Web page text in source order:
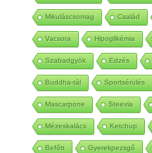
Mikuláscsomag Család
Vacsora Hipoglikémia
Szabadgyök Edzés
Buddha-tál Sportsérülés
Mascarpone Steevia
Mézeskalács Ketchup
Befőtt Gyerekpezsgő